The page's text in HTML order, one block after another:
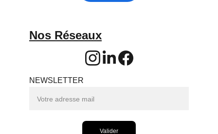
Nos Réseaux
NEWSLETTER
Valider